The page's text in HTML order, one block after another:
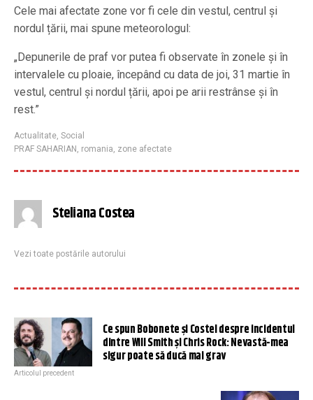
Cele mai afectate zone vor fi cele din vestul, centrul și
nordul țării, mai spune meteorologul:
„Depunerile de praf vor putea fi observate în zonele și în
intervalele cu ploaie, începând cu data de joi, 31 martie în
vestul, centrul și nordul țării, apoi pe arii restrânse și în
rest.”
Actualitate Social
PRAF SAHARIAN romania zone afectate
Steliana Costea
Vezi toate postările autorului
Ce spun Bobonete și Costel despre incidentul
dintre Will Smith și Chris Rock: Nevastă-mea
sigur poate să ducă mai grav
Articolul precedent